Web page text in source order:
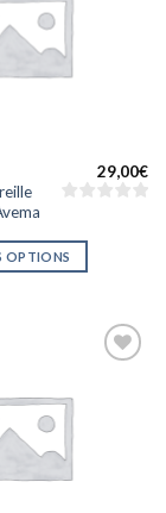
29,00€
OPTIONS